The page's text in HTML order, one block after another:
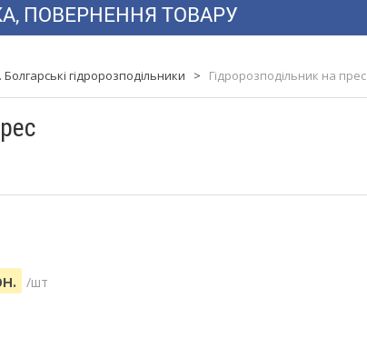
ПОВЕРНЕННЯ ТОВАРУ
гідророзподільники > Гідророзподільник на прес
/шт